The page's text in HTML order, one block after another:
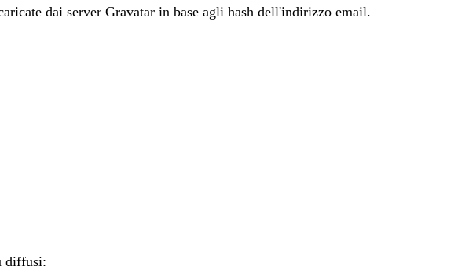
dai server Gravatar in base agli hash dell'indirizzo email.
diffusi: